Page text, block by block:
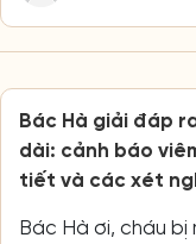
Bác Hà giải đáp
dài: cảnh báo
tiết và các xét
Bác Hà ơi, cháu bị